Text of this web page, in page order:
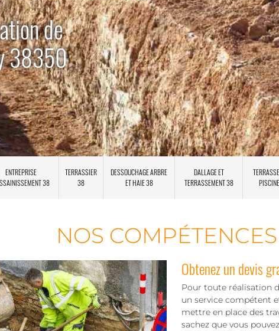
de
38350
ENTREPRISE
38
TERRASSIER
38
DESSOUCHAGE ARBRE
ET HAIE 38
DALLAGE ET
TERRASSEMENT 38
NOS COMPÉTENCES
Obtenez un devis
Pour toute réalisation
un service compétent
mettre en place des
sachez que vous